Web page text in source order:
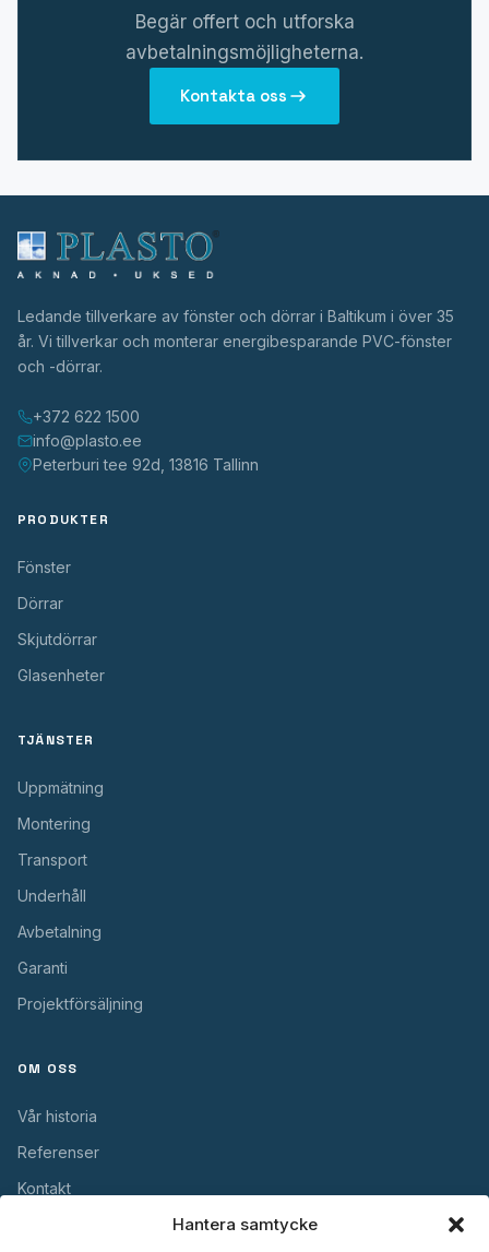
Hantera samtycke
Begär offert och utforska
avbetalningsmöjligheterna.
Kontakta oss
Ledande tillverkare av fönster och dörrar i Baltikum i över 35
år. Vi tillverkar och monterar energibesparande PVC-fönster
och -dörrar.
+372 622 1500
info@plasto.ee
Peterburi tee 92d, 13816 Tallinn
PRODUKTER
Fönster
Dörrar
Skjutdörrar
Glasenheter
TJÄNSTER
Uppmätning
Montering
Transport
Underhåll
Avbetalning
Garanti
Projektförsäljning
OM OSS
Vår historia
Referenser
Kontakt